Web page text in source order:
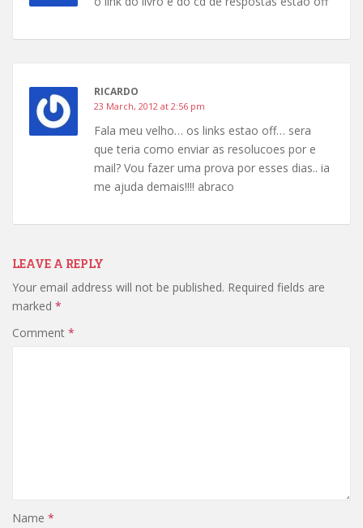
RICARDO
23 March, 2012 at 2:56 pm
Fala meu velho… os links estao off… sera
que teria como enviar as resolucoes por e
mail? Vou fazer uma prova por esses dias.. ia
me ajuda demais!!!! abraco
LEAVE A REPLY
Your email address will not be published. Required fields are
marked *
Comment *
Name *